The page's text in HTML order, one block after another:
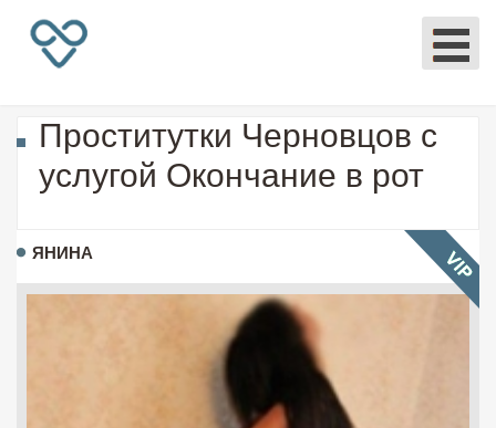
Проститутки Черновцов с
услугой Окончание в рот
ЯНИНА